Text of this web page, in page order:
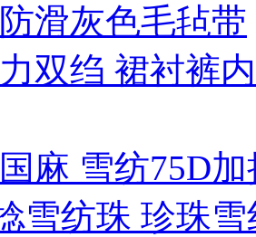
滑灰色毛毡带
双绉 裙衬裤
麻 雪纺75D
雪纺珠 珍珠